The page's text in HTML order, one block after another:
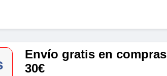
Envío gratis en
30€